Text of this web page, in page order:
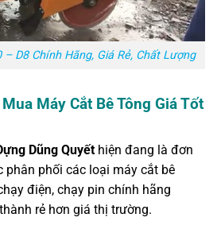
D8 Chính Hãng, Giá Rẻ, Chất Lượng
Máy Cắt Bê Tông Giá Tốt
Dũng Quyết hiện đang là đơn
phân phối các loại máy cắt bê
điện, chạy pin chính hãng
rẻ hơn giá thị trường.